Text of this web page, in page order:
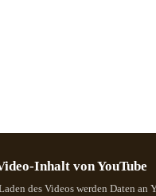
Inhalt von YouTube
des Videos werden Daten an